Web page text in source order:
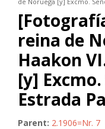
reina de
Haakon
[y]
Estrada
Parent: 2.1906=Nr. 7